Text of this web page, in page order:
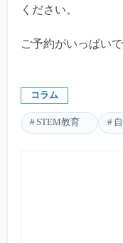
ください。
ご予約がいっぱい
コラム
STEM教育